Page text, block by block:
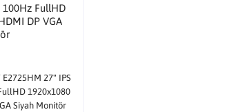
E2725HM 27" IPS
1920x1080
Siyah Monitör